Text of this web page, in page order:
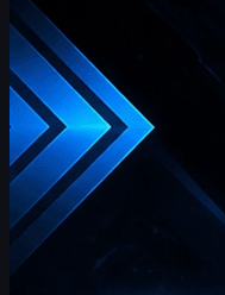
burada bu hafta için en
Puanı Kodlarını
için bu sayfayı haftalık
karşıladığı sürece,
sevdiğiniz CS2 skinleriyle
kullanabilirsiniz!
Nisan 20, 2026